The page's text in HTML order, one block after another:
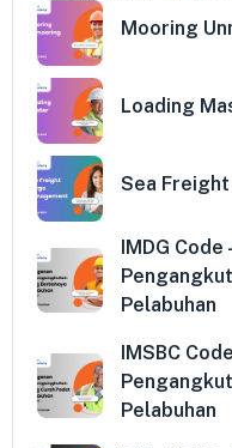
Mooring
Loading
Sea
IMDG Code
Pelabuhan
IMSBC
Pelabuhan